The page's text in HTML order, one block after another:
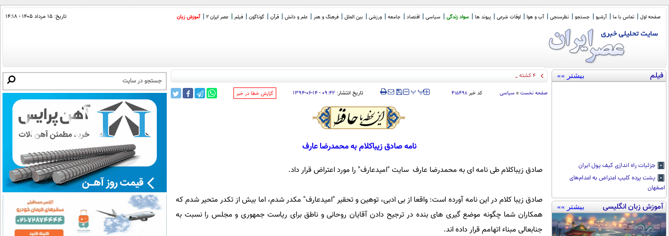
صفحه اول تماس با ما آرشیو جستجو نظرسنجی آب و هوا اوقات شرعی پیوند ها سواد زندگی سیاسی اقتصاد جامعه ورزشی بین الملل فرهنگ و هنر علم و دانش قرآن گوناگون فیلم عصر ایران 2 آموزش زبان تاریخ: ۱۵ مرداد ۱۴۰۵ - ۱۴:۱۸
فیلم بیشتر »»
جزئیات راه اندازی کیف پول ایران
پشت پرده کلیپ اعتراض به اعدام‌های
اصفهان
آموزش زبان انگلیسی بیشتر »»
۴ کشته در تصادف جاده اهواز خ
صفحه نخست » سیاسی کد خبر ۴۱۵۴۹۸ ‍‍‍ پپ تاریخ انتشار: ۰۹:۴۲ - ۱۴-۰۶-۱۳۹۴ ‌گزارش خطا در خبر
نامه صادق زیباکلام به محمدرضا عارف
صادق زیباکلام طی نامه ای به محمدرضا عارف سایت "امیدعارف" را مورد اعتراض قرار داد.
صادق زیبا کلام در این نامه آورده است: واقعا از بی ادبی، توهین و تحقیر "امیدعارف" مکدر شدم، اما بیش از تکدر متحیر شدم که
همکاران شما چگونه موضع گیری های بنده در ترجیح دادن آقایان روحانی و ناطق برای ریاست جمهوری و مجلس را نسبت به
جنابعالی مبناء اتهامم قرار داده اند.